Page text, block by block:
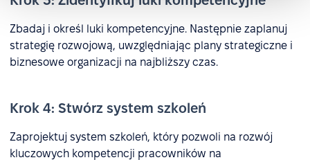
Zbadaj i określ luki kompetencyjne. Następnie zaplanuj
strategię rozwojową, uwzględniając plany strategiczne i
biznesowe organizacji na najbliższy czas.
Krok 4: Stwórz system szkoleń
Zaprojektuj system szkoleń, który pozwoli na rozwój
kluczowych kompetencji pracowników na